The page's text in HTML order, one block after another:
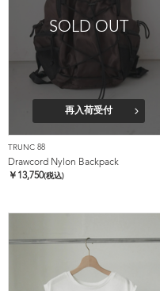
SOLD OUT
再入荷受付
TRUNC 88
Drawcord Nylon Backpack
￥ 13,750(税込)